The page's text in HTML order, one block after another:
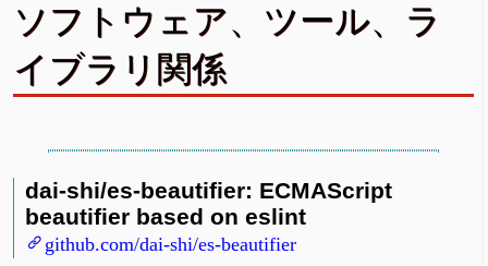
ソフトウェア、ツール、ラ
イブラリ関係
dai-shi/es-beautifier: ECMAScript
beautifier based on eslint
github.com/dai-shi/es-beautifier